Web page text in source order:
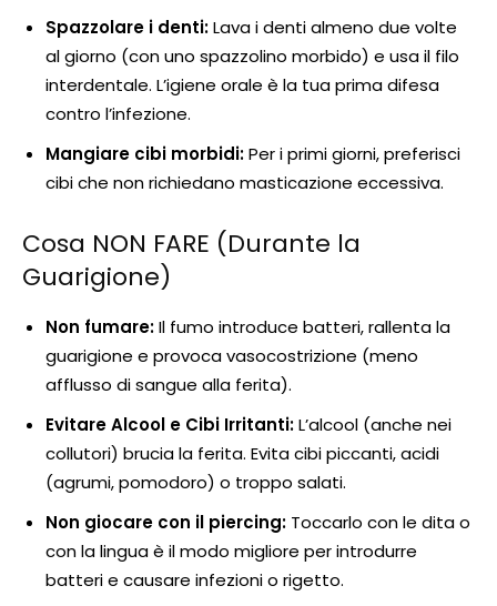
Spazzolare i denti:Lava i denti almeno due volte
al giorno (con uno spazzolino morbido) e usa il filo
interdentale. L’igiene orale è la tua prima difesa
contro l’infezione.
Mangiare cibi morbidi:Per i primi giorni, preferisci
cibi che non richiedano masticazione eccessiva.
Cosa NON FARE (Durante la
Guarigione)
Non fumare:Il fumo introduce batteri, rallenta la
guarigione e provoca vasocostrizione (meno
afflusso di sangue alla ferita).
Evitare Alcool e Cibi Irritanti:L’alcool (anche nei
collutori) brucia la ferita. Evita cibi piccanti, acidi
(agrumi, pomodoro) o troppo salati.
Non giocare con il piercing: Toccarlo con le dita o
con la lingua è il modo migliore per introdurre
batteri e causare infezioni o rigetto.